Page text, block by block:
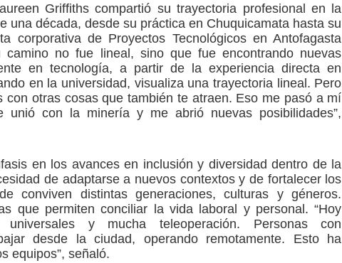
Griffiths compartió su trayectoria profesional en la
una década, desde su práctica en Chuquicamata hasta su
corporativa de Proyectos Tecnológicos en Antofagasta
camino no fue lineal, sino que fue encontrando nuevas
en tecnología, a partir de la experiencia directa en
en la universidad, visualiza una trayectoria lineal. Pero
con otras cosas que también te atraen. Eso me pasó a mí
unió con la minería y me abrió nuevas posibilidades”,
en los avances en inclusión y diversidad dentro de la
de adaptarse a nuevos contextos y de fortalecer los
conviven distintas generaciones, culturas y géneros.
que permiten conciliar la vida laboral y personal. “Hoy
y mucha teleoperación. Personas con
desde la ciudad, operando remotamente. Esto ha
equipos”, señaló.